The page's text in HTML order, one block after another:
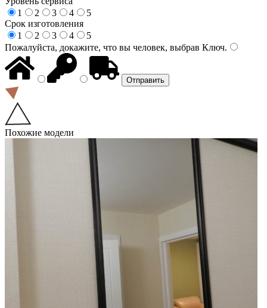
1
2 3 4
5
Срок изготовления
1
2 3 4
5
Пожалуйста, докажите, что вы человек, выбрав Ключ.
Похожие модели